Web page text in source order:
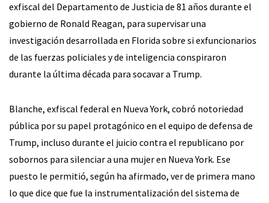
exfiscal del Departamento de Justicia de 81 años durante el
gobierno de Ronald Reagan, para supervisar una
investigación desarrollada en Florida sobre si exfuncionarios
de las fuerzas policiales y de inteligencia conspiraron
durante la última década para socavar a Trump.
Blanche, exfiscal federal en Nueva York, cobró notoriedad
pública por su papel protagónico en el equipo de defensa de
Trump, incluso durante el juicio contra el republicano por
sobornos para silenciar a una mujer en Nueva York. Ese
puesto le permitió, según ha afirmado, ver de primera mano
lo que dice que fue la instrumentalización del sistema de